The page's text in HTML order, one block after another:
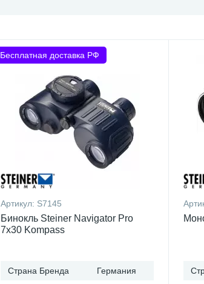
Бесплатная доставка РФ
Артикул: S7145
Бинокль Steiner Navigator Pro
7x30 Kompass
Страна Бренда
Германия